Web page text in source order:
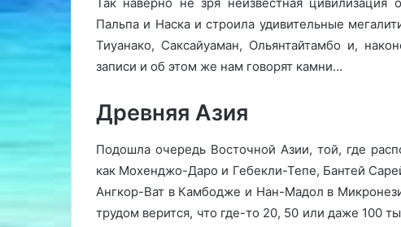
Пальпа и Наска и строила удивительные
Тиуанако, Саксайуаман, Ольянтайтамбо и,
записи и об этом же нам говорят камни…
Древняя Азия
Подошла очередь Восточной Азии, той, где
как Мохенджо-Даро и Гебекли-Тепе, Бантей
Ангкор-Ват в Камбодже и Нан-Мадол в
трудом верится, что где-то 20, 50 или даже 100